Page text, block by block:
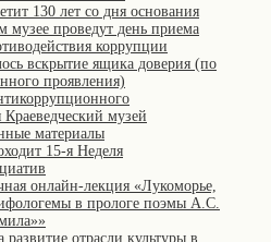
130 лет со дня основания
музее проведут день приема
коррупции
вскрытие ящика доверия (по
проявления)
Краеведческий музей
материалы
15-я Неделя
онлайн-лекция «Лукоморье,
в прологе поэмы А.С.
отрасли культуры в